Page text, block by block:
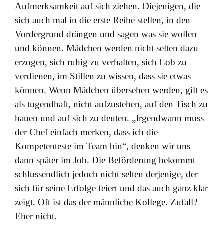
Aufmerksamkeit auf sich ziehen. Diejenigen, die
sich auch mal in die erste Reihe stellen, in den
Vordergrund drängen und sagen was sie wollen
und können. Mädchen werden nicht selten dazu
erzogen, sich ruhig zu verhalten, sich Lob zu
verdienen, im Stillen zu wissen, dass sie etwas
können. Wenn Mädchen übersehen werden, gilt es
als tugendhaft, nicht aufzustehen, auf den Tisch zu
hauen und auf sich zu deuten. „Irgendwann muss
der Chef einfach merken, dass ich die
Kompetenteste im Team bin“, denken wir uns
dann später im Job. Die Beförderung bekommt
schlussendlich jedoch nicht selten derjenige, der
sich für seine Erfolge feiert und das auch ganz klar
zeigt. Oft ist das der männliche Kollege. Zufall?
Eher nicht.